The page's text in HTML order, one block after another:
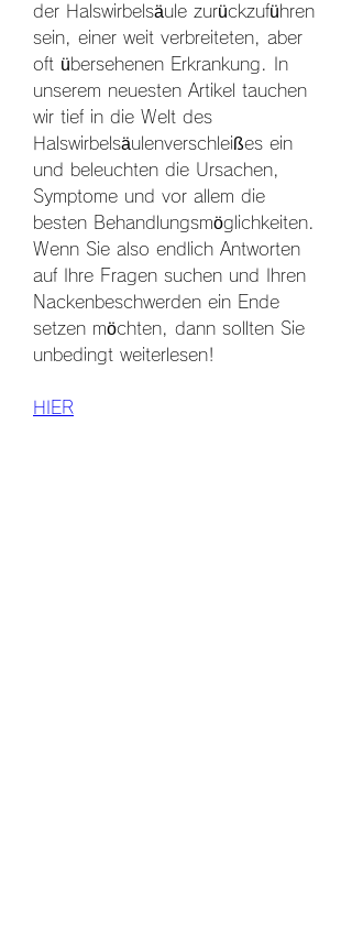
der Halswirbelsäule zurückzuführen
sein, einer weit verbreiteten, aber
oft übersehenen Erkrankung. In
unserem neuesten Artikel tauchen
wir tief in die Welt des
Halswirbelsäulenverschleißes ein
und beleuchten die Ursachen,
Symptome und vor allem die
besten Behandlungsmöglichkeiten.
Wenn Sie also endlich Antworten
auf Ihre Fragen suchen und Ihren
Nackenbeschwerden ein Ende
setzen möchten, dann sollten Sie
unbedingt weiterlesen!
HIER